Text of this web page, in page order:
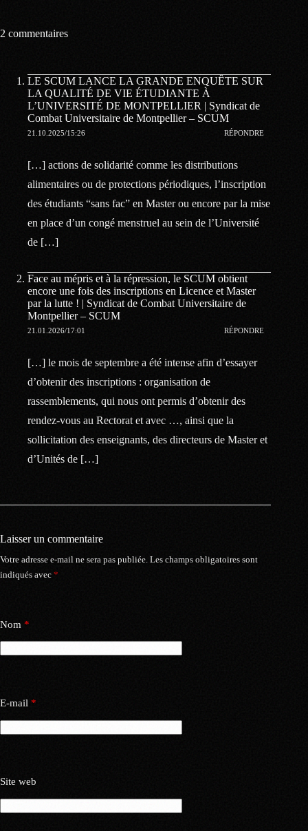
2 commentaires
LE SCUM LANCE LA GRANDE ENQUÊTE SUR
LA QUALITÉ DE VIE ÉTUDIANTE À
L’UNIVERSITÉ DE MONTPELLIER | Syndicat de
Combat Universitaire de Montpellier – SCUM
21.10.2025/15:26 RÉPONDRE
[…] actions de solidarité comme les distributions
alimentaires ou de protections périodiques, l’inscription
des étudiants “sans fac” en Master ou encore par la mise
en place d’un congé menstruel au sein de l’Université
de […]
Face au mépris et à la répression, le SCUM obtient
encore une fois des inscriptions en Licence et Master
par la lutte ! | Syndicat de Combat Universitaire de
Montpellier – SCUM
21.01.2026/17:01 RÉPONDRE
[…] le mois de septembre a été intense afin d’essayer
d’obtenir des inscriptions : organisation de
rassemblements, qui nous ont permis d’obtenir des
rendez-vous au Rectorat et avec …, ainsi que la
sollicitation des enseignants, des directeurs de Master et
d’Unités de […]
Laisser un commentaire
Votre adresse e-mail ne sera pas publiée. Les champs obligatoires sont
indiqués avec *
Nom *
E-mail *
Site web